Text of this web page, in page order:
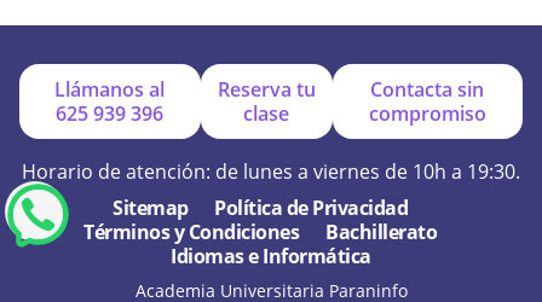
+ ¿Por qué online?
+ ¿Se hacen exámenes de prueba?
Llámanos al
625 939 396
Reserva tu
clase
Contacta sin
compromiso
Horario de atención: de lunes a viernes de 10h a 19:30.
Sitemap
Política de Privacidad
Términos y Condiciones
Bachillerato
Idiomas e Informática
Academia Universitaria Paraninfo